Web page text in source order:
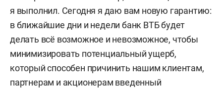
я выполнил. Сегодня я даю вам новую гарантию:
в ближайшие дни и недели банк ВТБ будет
делать всё возможное и невозможное, чтобы
минимизировать потенциальный ущерб,
который способен причинить нашим клиентам,
партнерам и акционерам введенный